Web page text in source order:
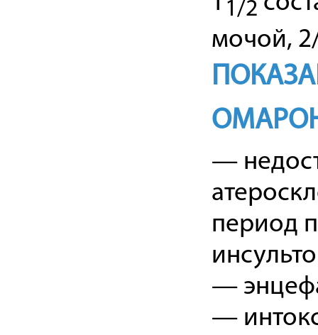
1/2
мочой,
—
период
—
—